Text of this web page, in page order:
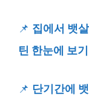
📌 집에서 뱃
틴 한눈에 보기
📌 단기간에